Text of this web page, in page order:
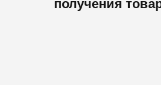
получения